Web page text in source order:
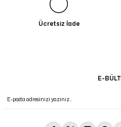
Ücretsiz İade
E-